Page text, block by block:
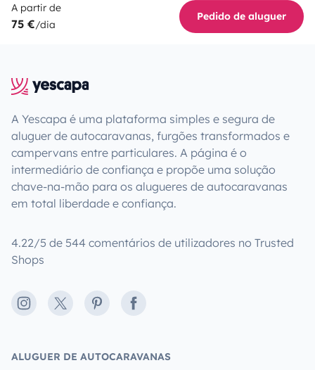
A partir de
75 €/dia
Pedido de aluguer
A Yescapa é uma plataforma simples e segura de
aluguer de autocaravanas, furgões transformados e
campervans entre particulares. A página é o
intermediário de confiança e propõe uma solução
chave-na-mão para os alugueres de autocaravanas
em total liberdade e confiança.
4.22/5 de 544 comentários de utilizadores no Trusted
Shops
Instagram
X PinterestFacebook
ALUGUER DE AUTOCARAVANAS